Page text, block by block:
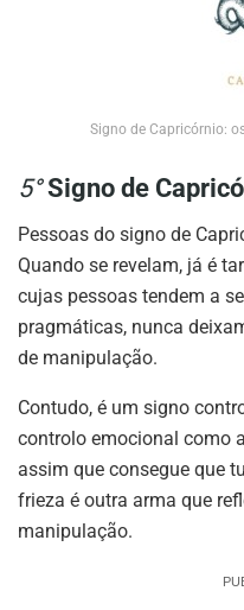
Signo de Capricórnio:
5°Signo de
Pessoas do signo de
Quando se revelam, já é
cujas pessoas tendem a
pragmáticas, nunca
de manipulação.
Contudo, é um signo
controlo emocional como
assim que consegue que
frieza é outra arma que
manipulação.